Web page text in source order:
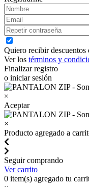
Quiero recibir
Ver los términos y
Finalizar registro
o iniciar sesión
×
Aceptar
×
Producto agregado a
Seguir comprando
Ver carrito
0 item(s) agregado tu